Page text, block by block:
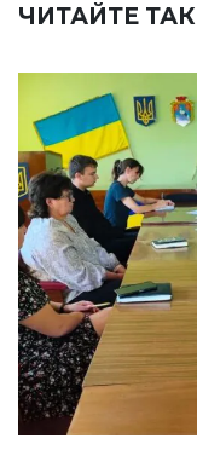
ЧИТАЙТЕ